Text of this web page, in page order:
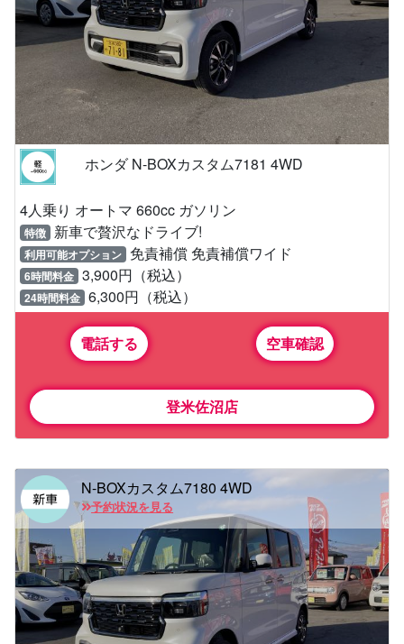
ホンダ N-BOXカスタム7181 4WD
4人乗り オートマ 660cc ガソリン
特徴 新車で贅沢なドライブ!
利用可能オプション 免責補償 免責補償ワイド
6時間料金 3,900円（税込）
24時間料金 6,300円（税込）
電話する 空車確認
登米佐沼店
N-BOXカスタム7180 4WD
予約状況を見る